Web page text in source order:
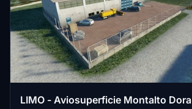
LIMO - Aviosuperficie Montalto Dora